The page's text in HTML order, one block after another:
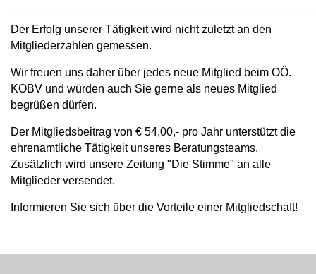
Der Erfolg unserer Tätigkeit wird nicht zuletzt an den
Mitgliederzahlen gemessen.
Wir freuen uns daher über jedes neue Mitglied beim OÖ.
KOBV und würden auch Sie gerne als neues Mitglied
begrüßen dürfen.
Der Mitgliedsbeitrag von € 54,00,- pro Jahr unterstützt die
ehrenamtliche Tätigkeit unseres Beratungsteams.
Zusätzlich wird unsere Zeitung "Die Stimme" an alle
Mitglieder versendet.
Informieren Sie sich über die Vorteile einer Mitgliedschaft!